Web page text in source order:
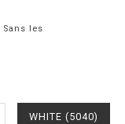
Sans les
WHITE (5040)